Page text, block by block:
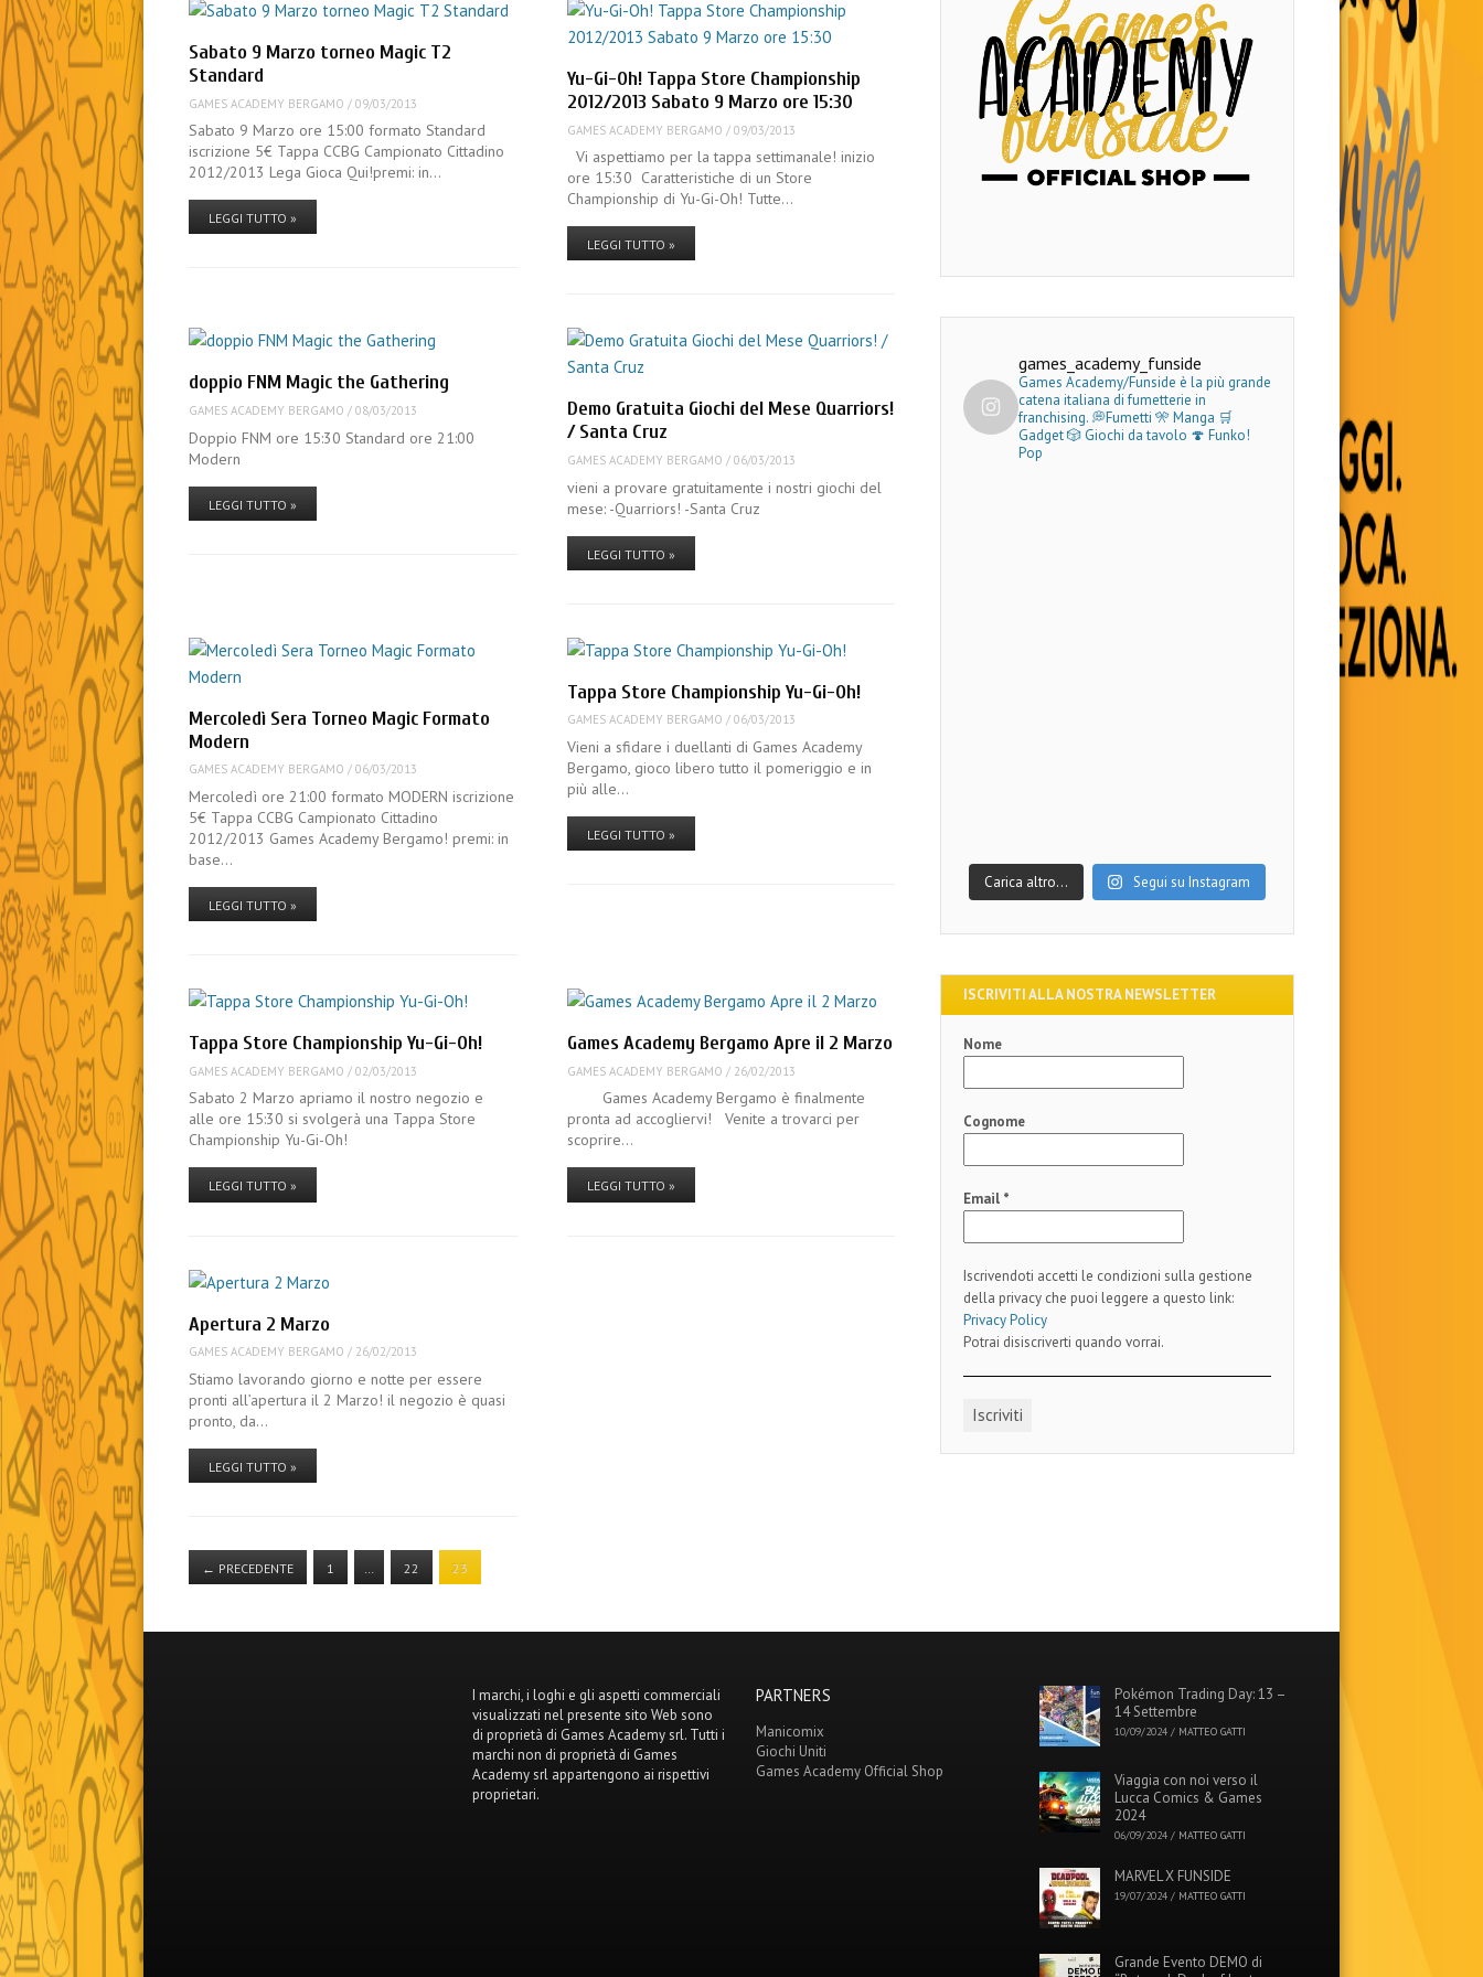
Sabato 9 Marzo torneo Magic T2
Standard
GAMES ACADEMY BERGAMO /09/03/2013
Sabato 9 Marzo ore 15:00 formato Standard
iscrizione 5€ Tappa CCBG Campionato Cittadino
2012/2013 Lega Gioca Qui!premi: in…
LEGGI TUTTO »
Yu-Gi-Oh! Tappa Store Championship
2012/2013 Sabato 9 Marzo ore 15:30
GAMES ACADEMY BERGAMO / 09/03/2013
Vi aspettiamo per la tappa settimanale! inizio
ore 15:30 Caratteristiche di un Store
Championship di Yu-Gi-Oh! Tutte…
LEGGI TUTTO »
doppio FNM Magic the Gathering
GAMES ACADEMY BERGAMO /08/03/2013
Doppio FNM ore 15:30 Standard ore 21:00
Modern
LEGGI TUTTO »
Demo Gratuita Giochi del Mese Quarriors!
/ Santa Cruz
GAMES ACADEMY BERGAMO / 06/03/2013
vieni a provare gratuitamente i nostri giochi del
mese: -Quarriors! -Santa Cruz
LEGGI TUTTO »
Mercoledì Sera Torneo Magic Formato
Modern
GAMES ACADEMY BERGAMO /06/03/2013
Mercoledì ore 21:00 formato MODERN iscrizione
5€ Tappa CCBG Campionato Cittadino
2012/2013 Games Academy Bergamo! premi: in
base…
LEGGI TUTTO »
Tappa Store Championship Yu-Gi-Oh!
GAMES ACADEMY BERGAMO / 06/03/2013
Vieni a sfidare i duellanti di Games Academy
Bergamo, gioco libero tutto il pomeriggio e in
più alle…
LEGGI TUTTO »
Tappa Store Championship Yu-Gi-Oh!
GAMES ACADEMY BERGAMO /02/03/2013
Sabato 2 Marzo apriamo il nostro negozio e
alle ore 15:30 si svolgerà una Tappa Store
Championship Yu-Gi-Oh!
LEGGI TUTTO »
Games Academy Bergamo Apre il 2 Marzo
GAMES ACADEMY BERGAMO / 26/02/2013
Games Academy Bergamo è finalmente
pronta ad accogliervi! Venite a trovarci per
scoprire…
LEGGI TUTTO »
Apertura 2 Marzo
GAMES ACADEMY BERGAMO / 26/02/2013
Stiamo lavorando giorno e notte per essere
pronti all’apertura il 2 Marzo! il negozio è quasi
pronto, da…
LEGGI TUTTO »
← PRECEDENTE 1 22 23
games_academy_funside
Games Academy/Funside è la più grande
catena italiana di fumetterie in
franchising.💭Fumetti 🎌 Manga 🛒
Gadget🎲 Giochi da tavolo 🍄 Funko!
Pop
Carica altro… Segui su Instagram
ISCRIVITI ALLA NOSTRA NEWSLETTER
Nome
Cognome
Email *
Iscrivendoti accetti le condizioni sulla gestione
della privacy che puoi leggere a questo link:
Privacy Policy
Potrai disiscriverti quando vorrai.
I marchi, i loghi e gli aspetti commerciali
visualizzati nel presente sito Web sono
di proprietà di Games Academy srl. Tutti i
marchi non di proprietà di Games
Academy srl appartengono ai rispettivi
proprietari.
PARTNERS
Manicomix
Giochi Uniti
Games Academy Official Shop
Pokémon Trading Day: 13 –
14 Settembre
10/09/2024/ MATTEO GATTI
Viaggia con noi verso il
Lucca Comics & Games
2024
06/09/2024/ MATTEO GATTI
MARVEL X FUNSIDE
19/07/2024/ MATTEO GATTI
Grande Evento DEMO di